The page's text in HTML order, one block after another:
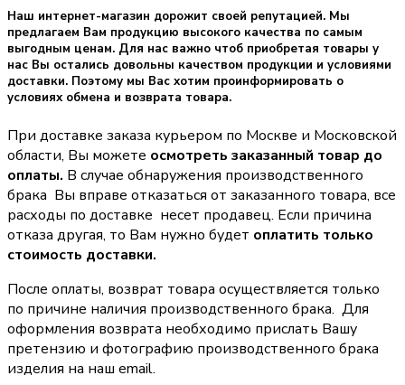
Наш интернет-магазин дорожит своей репутацией. Мы
предлагаем Вам продукцию высокого качества по самым
выгодным ценам. Для нас важно чтоб приобретая товары у
нас Вы остались довольны качеством продукции и условиями
доставки. Поэтому мы Вас хотим проинформировать о
условиях обмена и возврата товара.
При доставке заказа курьером по Москве и Московской
области, Вы можете осмотреть заказанный товар до
оплаты. В случае обнаружения производственного
брака Вы вправе отказаться от заказанного товара, все
расходы по доставке несет продавец. Если причина
отказа другая, то Вам нужно будет оплатить только
стоимость доставки.
После оплаты, возврат товара осуществляется только
по причине наличия производственного брака. Для
оформления возврата необходимо прислать Вашу
претензию и фотографию производственного брака
изделия на наш email.